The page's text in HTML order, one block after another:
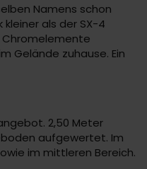
Namens schon
als der SX-4
Chromelemente
Gelände zuhause. Ein
2,50 Meter
aufgewertet. Im
im mittleren Bereich.